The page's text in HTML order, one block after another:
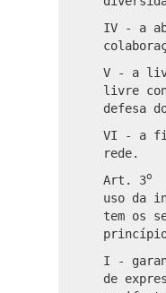
IV - a
V - a
livre
defesa
VI - a
rede.
Art. 3o
uso da
tem os
I -
de